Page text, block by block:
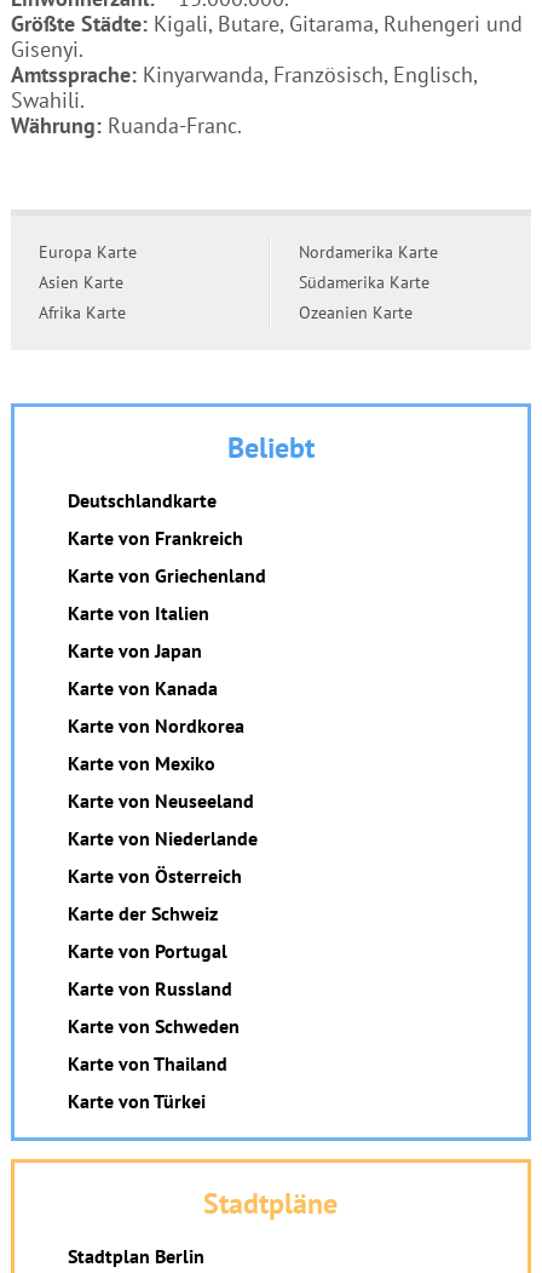
Größte Städte:Kigali, Butare, Gitarama, Ruhengeri und
Gisenyi.
Amtssprache:Kinyarwanda, Französisch, Englisch,
Swahili.
Währung:Ruanda-Franc.
Europa Karte
Asien Karte
Afrika Karte
Nordamerika Karte
Südamerika Karte
Ozeanien Karte
Beliebt
Deutschlandkarte
Karte von Frankreich
Karte von Griechenland
Karte von Italien
Karte von Japan
Karte von Kanada
Karte von Nordkorea
Karte von Mexiko
Karte von Neuseeland
Karte von Niederlande
Karte von Österreich
Karte der Schweiz
Karte von Portugal
Karte von Russland
Karte von Schweden
Karte von Thailand
Karte von Türkei
Stadtpläne
Stadtplan Berlin